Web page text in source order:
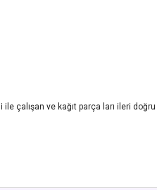
çalışan ve kağıt parça ları ileri